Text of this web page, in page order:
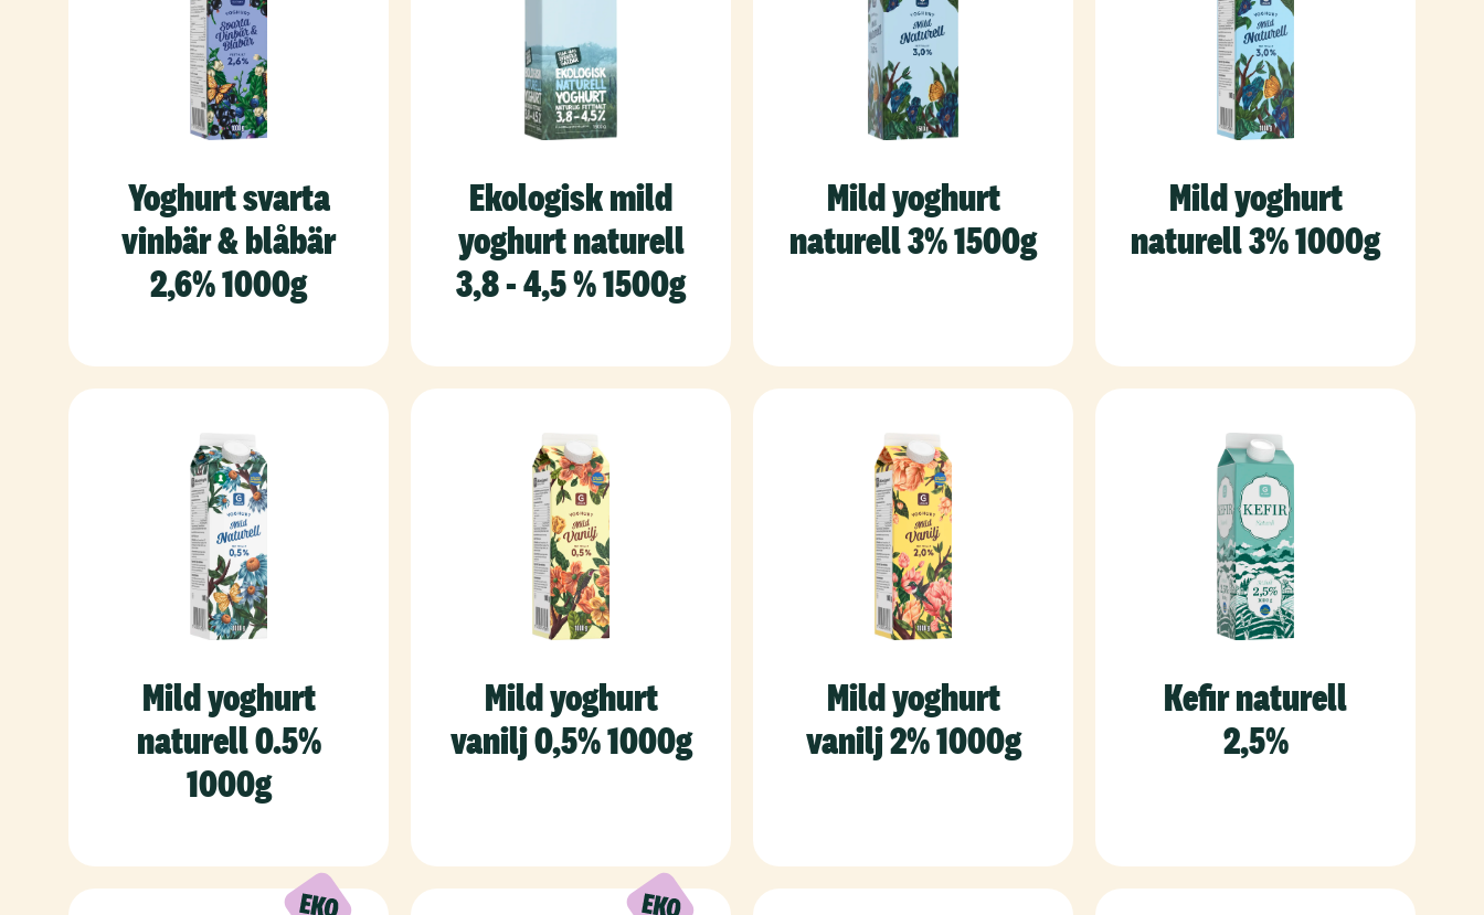
Yoghurt svarta
vinbär & blåbär
2,6% 1000g
Ekologisk mild
yoghurt naturell
3,8 - 4,5 % 1500g
Mild yoghurt
naturell 3% 1500g
Mild yoghurt
naturell 3% 1000g
Mild yoghurt
naturell 0.5%
1000g
Mild yoghurt
vanilj 0,5% 1000g
Mild yoghurt
vanilj 2% 1000g
Kefir naturell
2,5%